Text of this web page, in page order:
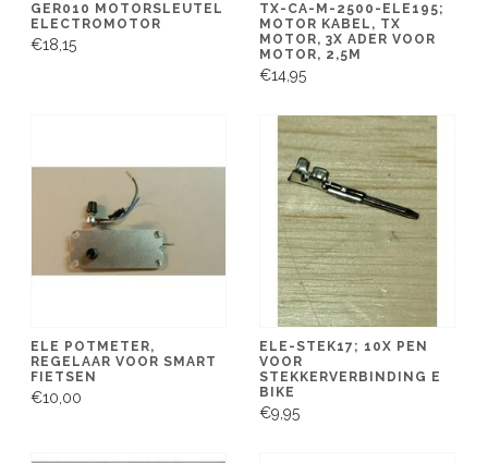
GER010 MOTORSLEUTEL
ELECTROMOTOR
€18,15
TX-CA-M-2500-ELE195;
MOTOR KABEL, TX
MOTOR, 3X ADER VOOR
MOTOR, 2,5M
€14,95
ELE POTMETER,
REGELAAR VOOR SMART
FIETSEN
€10,00
ELE-STEK17; 10X PEN
VOOR
STEKKERVERBINDING E
BIKE
€9,95